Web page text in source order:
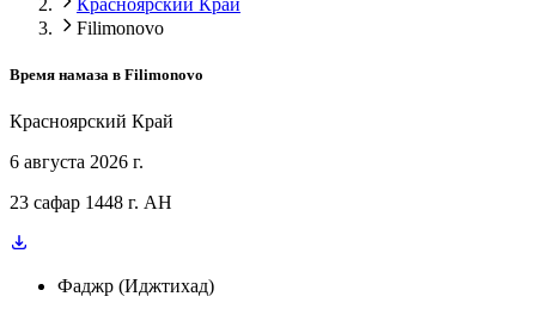
Filimonovo
Время намаза в Filimonovo
Красноярский Край
6 августа 2026 г.
23 сафар 1448 г. AH
Фаджр (Иджтихад)